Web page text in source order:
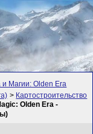
и Магии: Olden Era
> Картостроительство
Olden Era -